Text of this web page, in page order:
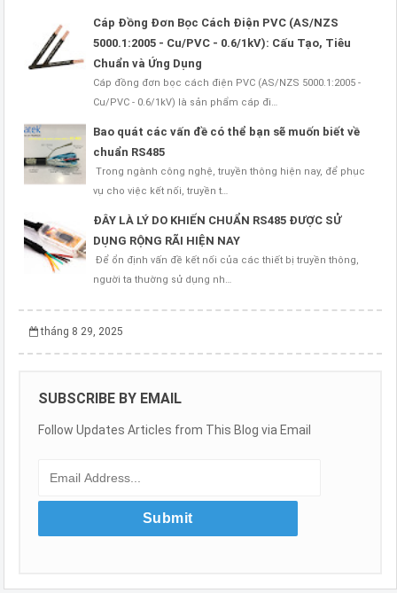
Cáp Đồng Đơn Bọc Cách Điện PVC (AS/NZS
5000.1:2005 - Cu/PVC - 0.6/1kV): Cấu Tạo, Tiêu
Chuẩn và Ứng Dụng
Cáp đồng đơn bọc cách điện PVC (AS/NZS 5000.1:2005 -
Cu/PVC - 0.6/1kV) là sản phẩm cáp đi…
Bao quát các vấn đề có thể bạn sẽ muốn biết về
chuẩn RS485
Trong ngành công nghệ, truyền thông hiện nay, để phục
vụ cho việc kết nối, truyền t…
ĐÂY LÀ LÝ DO KHIẾN CHUẨN RS485 ĐƯỢC SỬ
DỤNG RỘNG RÃI HIỆN NAY
Để ổn định vấn đề kết nối của các thiết bị truyền thông,
người ta thường sử dụng nh…
tháng 8 29, 2025
SUBSCRIBE BY EMAIL
Follow Updates Articles from This Blog via Email